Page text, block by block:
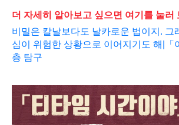
더 자세히 알아보고 싶으면 여기를 눌러
비밀은 칼날보다도 날카로운 법이지. 그
심이 위험한 상황으로 이어지기도 해|「
층 탐구